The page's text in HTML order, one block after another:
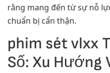
rằng mang đến từ sự nỗ
chuẩn bị cẩn thận.
phim sét vlxx
Số: Xu Hướng